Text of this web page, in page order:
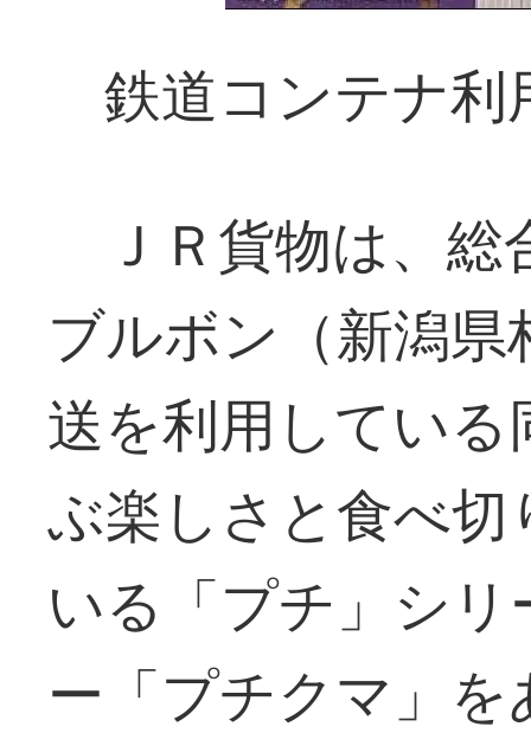
鉄道コンテナ利
ＪＲ貨物は、総
ブルボン（新潟
送を利用してい
ぶ楽しさと食べ
いる「プチ」シ
ー「プチクマ」